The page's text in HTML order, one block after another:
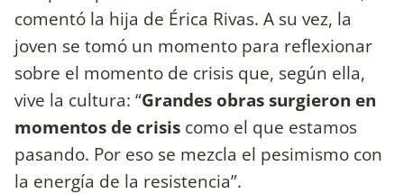
comentó la hija de Érica Rivas. A su vez, la
joven se tomó un momento para reflexionar
sobre el momento de crisis que, según ella,
vive la cultura: “Grandes obras surgieron en
momentos de crisis como el que estamos
pasando. Por eso se mezcla el pesimismo con
la energía de la resistencia”.